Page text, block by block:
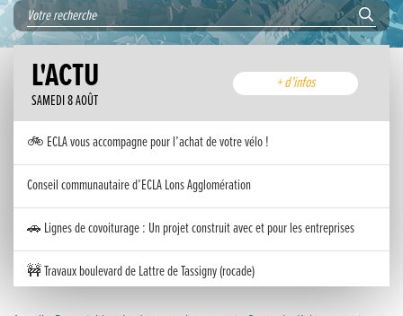
L'ACTU
SAMEDI 8 AOÛT
+ d'infos
🚲 ECLA vous accompagne pour l’achat de votre vélo !
Conseil communautaire d’ECLA Lons Agglomération
🚗 Lignes de covoiturage : Un projet construit avec et pour les entreprises
🚧 Travaux boulevard de Lattre de Tassigny (rocade)